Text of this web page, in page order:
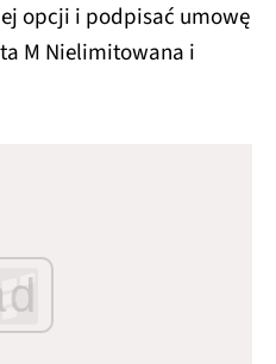
opcji i podpisać umowę
M Nielimitowana i